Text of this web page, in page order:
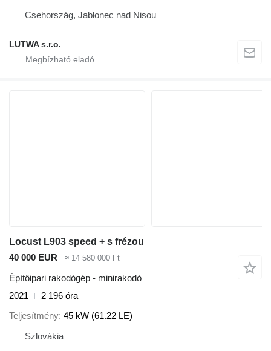
Csehország, Jablonec nad Nisou
LUTWA s.r.o.
Locust L903 speed + s frézou
40 000 EUR
≈ 14 580 000 Ft
Építőipari rakodógép - minirakodó
2021
2 196 óra
Teljesítmény 45 kW (61.22 LE)
Szlovákia